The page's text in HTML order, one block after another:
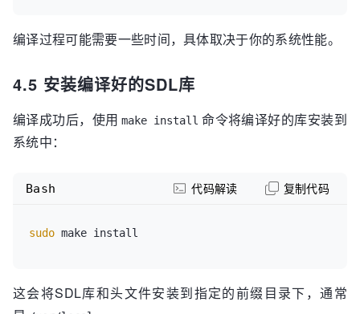
编译过程可能需要一些时间，具体取决于你的系统性能。
4.5 安装编译好的SDL库
编译成功后，使用 make install 命令将编译好的库安装到
系统中：
sudo
Bash 代码解读 复制代码
这会将SDL库和头文件安装到指定的前缀目录下，通常